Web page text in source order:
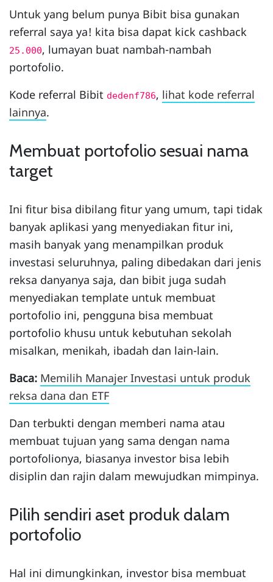
Untuk yang belum punya Bibit bisa gunakan
referral saya ya! kita bisa dapat kick cashback
25.000, lumayan buat nambah-nambah
portofolio.
Kode referral Bibit dedenf786, lihat kode referral
lainnya.
Membuat portofolio sesuai nama
target
Ini fitur bisa dibilang fitur yang umum, tapi tidak
banyak aplikasi yang menyediakan fitur ini,
masih banyak yang menampilkan produk
investasi seluruhnya, paling dibedakan dari jenis
reksa danyanya saja, dan bibit juga sudah
menyediakan template untuk membuat
portofolio ini, pengguna bisa membuat
portofolio khusu untuk kebutuhan sekolah
misalkan, menikah, ibadah dan lain-lain.
Baca: Memilih Manajer Investasi untuk produk
reksa dana dan ETF
Dan terbukti dengan memberi nama atau
membuat tujuan yang sama dengan nama
portofolionya, biasanya investor bisa lebih
disiplin dan rajin dalam mewujudkan mimpinya.
Pilih sendiri aset produk dalam
portofolio
Hal ini dimungkinkan, investor bisa membuat